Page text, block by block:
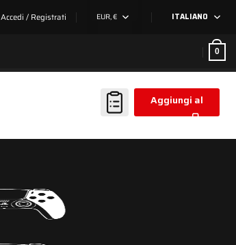
Accedi / Registrati EUR, € ITALIANO
0
Aggiungi al
carrello